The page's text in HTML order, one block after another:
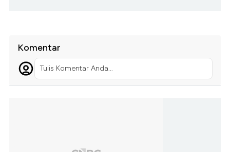
Komentar
Tulis Komentar Anda...